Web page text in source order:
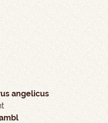
angelicus